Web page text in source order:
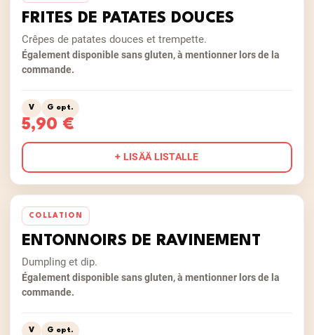
FRITES DE PATATES DOUCES
Crêpes de patates douces et trempette.
Également disponible sans gluten, à mentionner lors de la
commande.
V G opt.
5,90 €
+ LISÄÄ LISTALLE
COLLATION
ENTONNOIRS DE RAVINEMENT
Dumpling et dip.
Également disponible sans gluten, à mentionner lors de la
commande.
V G opt.